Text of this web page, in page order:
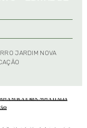
JARDIM NOVA